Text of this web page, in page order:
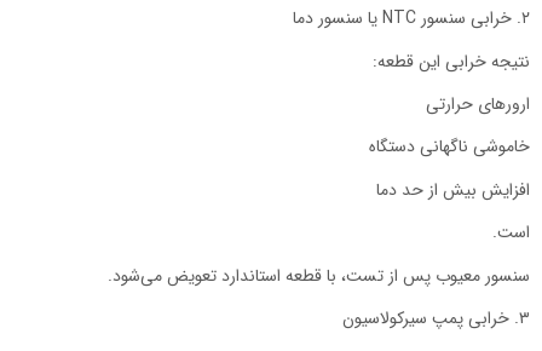
۲. خرابی سنسور NTC یا سنسور دما
نتیجه خرابی این قطعه:
ارورهای حرارتی
خاموشی ناگهانی دستگاه
افزایش بیش از حد دما
است.
سنسور معیوب پس از تست، با قطعه استاندارد تعویض می‌شود.
۳. خرابی پمپ سیرکولاسیون